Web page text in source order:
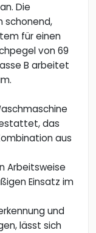
Die
schonend,
für einen
von 69
B arbeitet
das
aus
Arbeitsweise
Einsatz im
und
lässt sich